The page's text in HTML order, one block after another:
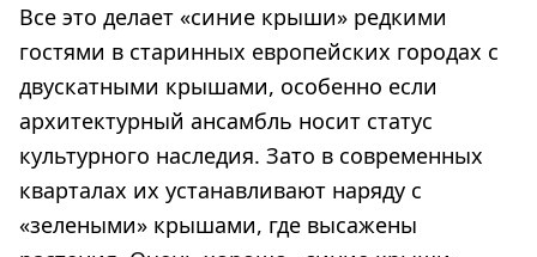
Все это делает «синие крыши» редкими
гостями в старинных европейских городах с
двускатными крышами, особенно если
архитектурный ансамбль носит статус
культурного наследия. Зато в современных
кварталах их устанавливают наряду с
«зелеными» крышами, где высажены